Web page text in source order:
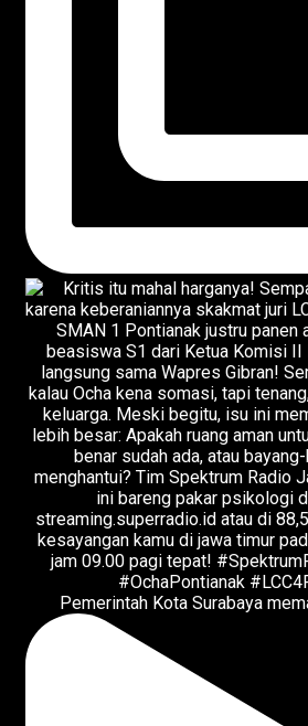
Pemerintah Kota Surabaya